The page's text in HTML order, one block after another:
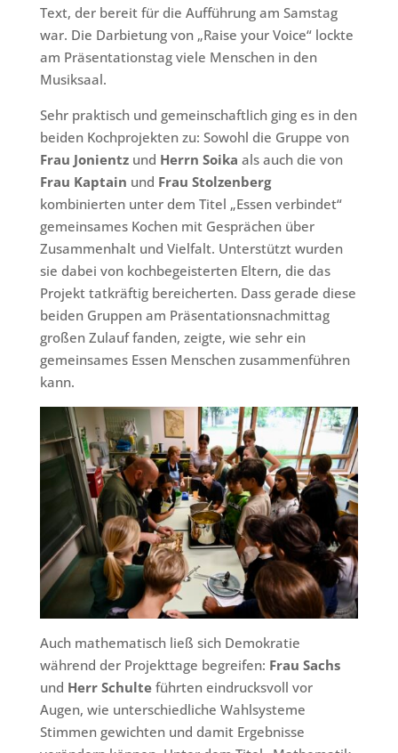
Text, der bereit für die Aufführung am Samstag
war. Die Darbietung von „Raise your Voice“ lockte
am Präsentationstag viele Menschen in den
Musiksaal.
Sehr praktisch und gemeinschaftlich ging es in den
beiden Kochprojekten zu: Sowohl die Gruppe von
Frau Jonientzund Herrn Soika als auch die von
Frau Kaptain und Frau Stolzenberg
kombinierten unter dem Titel „Essen verbindet“
gemeinsames Kochen mit Gesprächen über
Zusammenhalt und Vielfalt. Unterstützt wurden
sie dabei von kochbegeisterten Eltern, die das
Projekt tatkräftig bereicherten. Dass gerade diese
beiden Gruppen am Präsentationsnachmittag
großen Zulauf fanden, zeigte, wie sehr ein
gemeinsames Essen Menschen zusammenführen
kann.
Auch mathematisch ließ sich Demokratie
während der Projekttage begreifen: Frau Sachs
und Herr Schulteführten eindrucksvoll vor
Augen, wie unterschiedliche Wahlsysteme
Stimmen gewichten und damit Ergebnisse